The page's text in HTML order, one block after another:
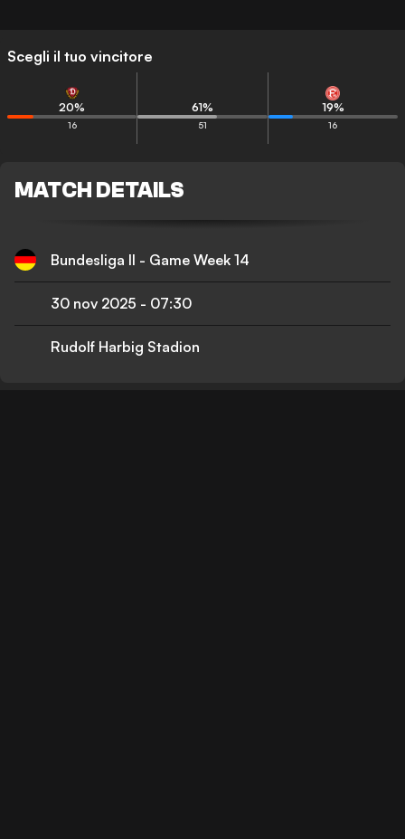
Scegli il tuo vincitore
20%
16
61%
51
19%
16
MATCH DETAILS
Bundesliga II - Game Week 14
30 nov 2025 - 07:30
Rudolf Harbig Stadion